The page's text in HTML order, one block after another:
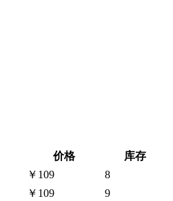
价格
库存
￥109
8
￥109
9